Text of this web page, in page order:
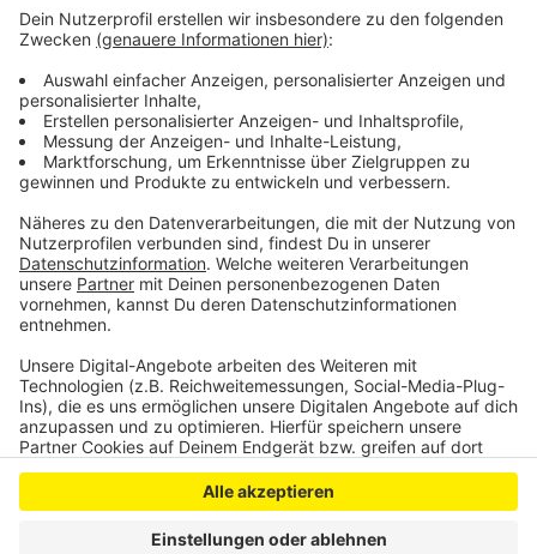
Anzeige
Jacke. Der zweite Täter soll ebenfalls ca. 25 - 28
Jahre alt, etwa 170 - 175 cm groß, schlank und mit
schwarzer Sturmhaube (unter der ein schwarzer
Vollbart herausragte), schwarzer Jacke und schwarzer
Jeanshose bekleidet gewesen sein.
Anzeige
Anzeige